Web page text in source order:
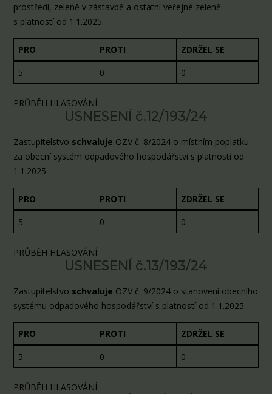
prostředí, zeleně v zástavbě a ostatní veřejné zeleně
s platností od 1.1.2025.
PRO PROTI
ZDRŽEL SE
5
0 0
PRŮBĚH HLASOVÁNÍ
USNESENÍ č.12/193/24
Zastupitelstvo schvaluje OZV č. 8/2024 o místním poplatku
za obecní systém odpadového hospodářství s platností od
1.1.2025.
PRO PROTI
ZDRŽEL SE
5
0 0
PRŮBĚH HLASOVÁNÍ
USNESENÍ č.13/193/24
Zastupitelstvo schvaluje OZV č. 9/2024 o stanovení obecního
systému odpadového hospodářství s platností od 1.1.2025.
PRO PROTI
ZDRŽEL SE
5
0 0
PRŮBĚH HLASOVÁNÍ